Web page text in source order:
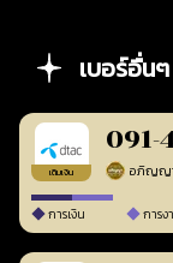
เบอร์อื่น
เติมเงิน
091-
การเงิน การง